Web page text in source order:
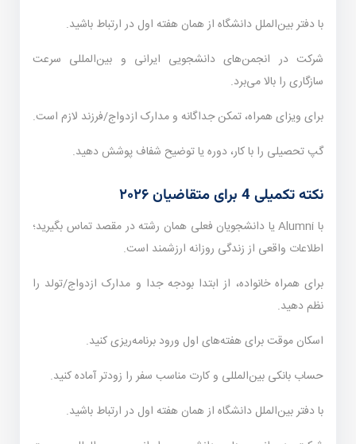
با دفتر بین‌الملل دانشگاه از همان هفته اول در ارتباط باشید.
شرکت در انجمن‌های دانشجویی ایرانی و بین‌المللی سرعت
سازگاری را بالا می‌برد.
برای ویزای همراه، تمکن جداگانه و مدارک ازدواج/فرزند لازم است.
گپ تحصیلی را با کار، دوره یا توضیح شفاف پوشش دهید.
نکته تکمیلی 4 برای متقاضیان ۲۰۲۶
با Alumni یا دانشجویان فعلی همان رشته در مقصد تماس بگیرید؛
اطلاعات واقعی از زندگی روزانه ارزشمند است.
برای همراه خانواده، از ابتدا بودجه جدا و مدارک ازدواج/تولد را
نظم دهید.
اسکان موقت برای هفته‌های اول ورود برنامه‌ریزی کنید.
حساب بانکی بین‌المللی و کارت مناسب سفر را زودتر آماده کنید.
با دفتر بین‌الملل دانشگاه از همان هفته اول در ارتباط باشید.